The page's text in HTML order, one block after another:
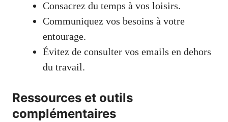
Consacrez du temps à vos loisirs.
Communiquez vos besoins à votre
entourage.
Évitez de consulter vos emails en dehors
du travail.
Ressources et outils
complémentaires